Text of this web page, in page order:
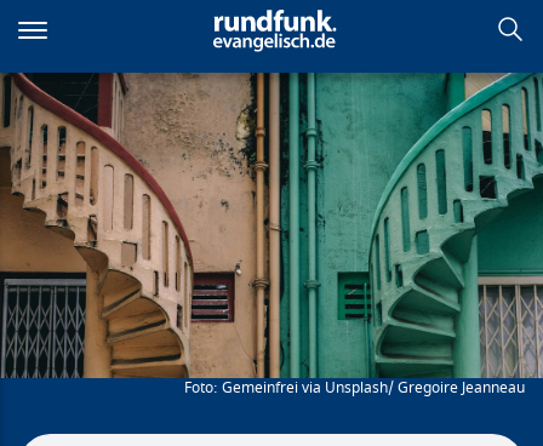
zum
Inhalt
Die Anomalie
Gemeinfrei via Unsplash/ Gregoire Jeanneau